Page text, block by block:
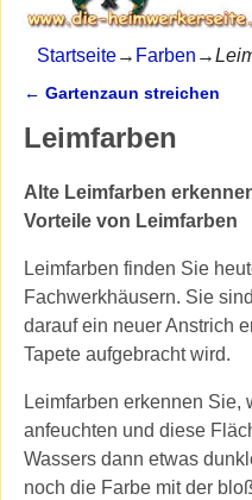
Startseite→ Farben →
← Gartenzaun streichen
Leimfarben
Alte Leimfarben
Vorteile von Leimfarben
Leimfarben finden Sie
Fachwerkhäusern. Sie
darauf ein neuer Anstrich
Tapete aufgebracht wird.
Leimfarben erkennen
anfeuchten und diese
Wassers dann etwas
noch die Farbe mit der